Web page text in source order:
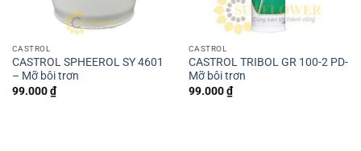
CASTROL
CASTROL SPHEEROL SY 4601
– Mỡ bôi trơn
99.000₫
CASTROL
CASTROL TRIBOL GR 100-2 PD-
Mỡ bôi trơn
99.000₫